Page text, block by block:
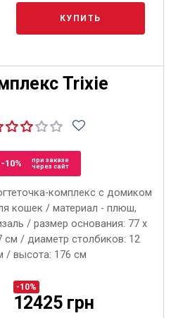
КУПИТЬ
Trixie
-10%
при заказе
через сайт
комплекс с домиком
кошек / материал - плюш,
/ размер основания: 77 x
см / диаметр столбиков: 12
/ высота: 176 см
-10%
12425 грн